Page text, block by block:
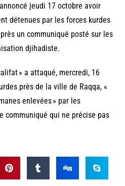
jeudi 17 octobre avoir
détenues par les forces kurdes
un communiqué posté sur les
djihadiste.
» a attaqué, mercredi, 16
près de la ville de Raqqa, «
enlevées » par les
communiqué qui ne précise pas